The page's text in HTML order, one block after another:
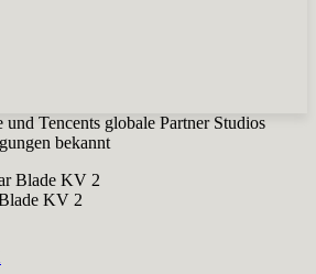
Tencents globale Partner Studios
bekannt
KV 2